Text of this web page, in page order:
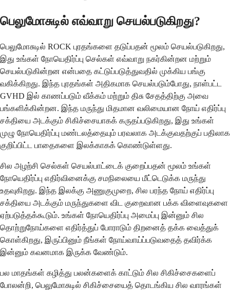
பெலுமோசுடில் எவ்வாறு செயல்படுகிறது?
பெலுமோசுடில் ROCK புரதங்களை தடுப்பதன் மூலம் செயல்படுகிறது,
இது உங்கள் நோயெதிர்ப்பு செல்கள் எவ்வாறு நகர்கின்றன மற்றும்
செயல்படுகின்றன என்பதை கட்டுப்படுத்துவதில் முக்கிய பங்கு
வகிக்கிறது. இந்த புரதங்கள் அதிகமாக செயல்படும்போது, ​​நாள்பட்ட
GVHD இல் காணப்படும் வீக்கம் மற்றும் திசு சேதத்திற்கு அவை
பங்களிக்கின்றன. இந்த மருந்து மிதமான வலிமையான நோய் எதிர்ப்பு
சக்தியை அடக்கும் சிகிச்சையாகக் கருதப்படுகிறது, இது உங்கள்
முழு நோயெதிர்ப்பு மண்டலத்தையும் பரவலாக அடக்குவதற்குப் பதிலாக
குறிப்பிட்ட பாதைகளை இலக்காகக் கொண்டுள்ளது.
சில அழற்சி செல்கள் செயல்பாட்டைக் குறைப்பதன் மூலம் உங்கள்
நோயெதிர்ப்பு எதிர்வினைக்கு சமநிலையை மீட்டெடுக்க மருந்து
உதவுகிறது. இந்த இலக்கு அணுகுமுறை, சில பரந்த நோய் எதிர்ப்பு
சக்தியை அடக்கும் மருந்துகளை விட குறைவான பக்க விளைவுகளை
ஏற்படுத்தக்கூடும். உங்கள் நோயெதிர்ப்பு அமைப்பு இன்னும் சில
தொற்றுநோய்களை எதிர்த்துப் போராடும் திறனைத் தக்க வைத்துக்
கொள்கிறது, இருப்பினும் நீங்கள் நோய்வாய்ப்படுவதைத் தவிர்க்க
இன்னும் கவனமாக இருக்க வேண்டும்.
பல மாதங்கள் கழித்து பலன்களைக் காட்டும் சில சிகிச்சைகளைப்
போலன்றி, பெலுமோசுடில் சிகிச்சையைத் தொடங்கிய சில வாரங்கள்